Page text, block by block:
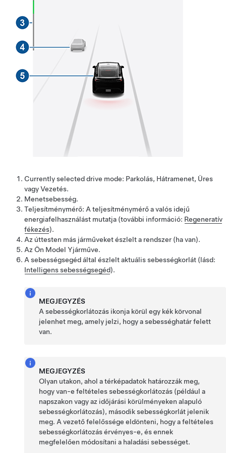
Currently selected drive mode: Parkolás, Hátramenet, Üres
vagy Vezetés.
Menetsebesség.
Teljesítménymérő: A teljesítménymérő a valós idejű
energiafelhasználást mutatja (további információ: Regeneratív
fékezés).
Az úttesten más járműveket észlelt a rendszer (ha van).
Az Ön Model Yjárműve.
A sebességsegéd által észlelt aktuális sebességkorlát (lásd:
Intelligens sebességsegéd).
MEGJEGYZÉS
A sebességkorlátozás ikonja körül egy kék körvonal
jelenhet meg, amely jelzi, hogy a sebességhatár felett
van.
MEGJEGYZÉS
Olyan utakon, ahol a térképadatok határozzák meg,
hogy van-e feltételes sebességkorlátozás (például a
napszakon vagy az időjárási körülményeken alapuló
sebességkorlátozás), második sebességkorlát jelenik
meg. A vezető felelőssége eldönteni, hogy a feltételes
sebességkorlátozás érvényes-e, és ennek
megfelelően módosítani a haladási sebességet.